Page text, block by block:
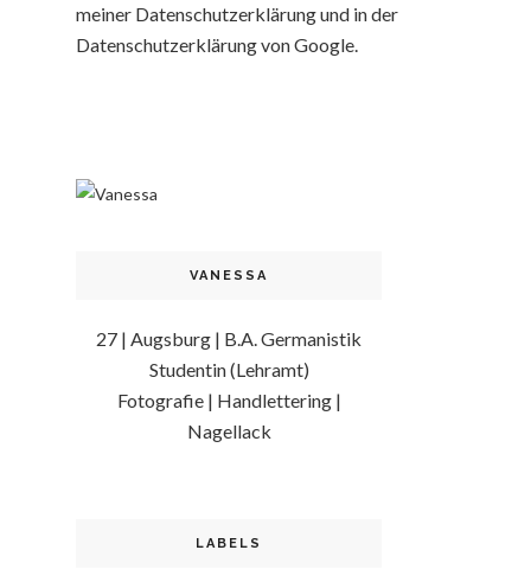
meiner Datenschutzerklärung und in der
Datenschutzerklärung von Google.
VANESSA
27 | Augsburg | B.A. Germanistik
Studentin (Lehramt)
Fotografie | Handlettering |
Nagellack
LABELS